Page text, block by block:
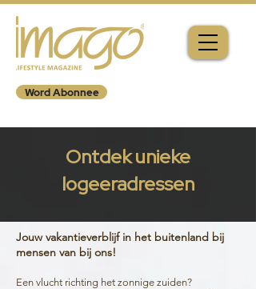
Word Abonnee
Ontdek unieke
logeeradressen
Jouw vakantieverblijf in het buitenland bij
mensen van bij ons!
Een vlucht richting het zonnige zuiden?